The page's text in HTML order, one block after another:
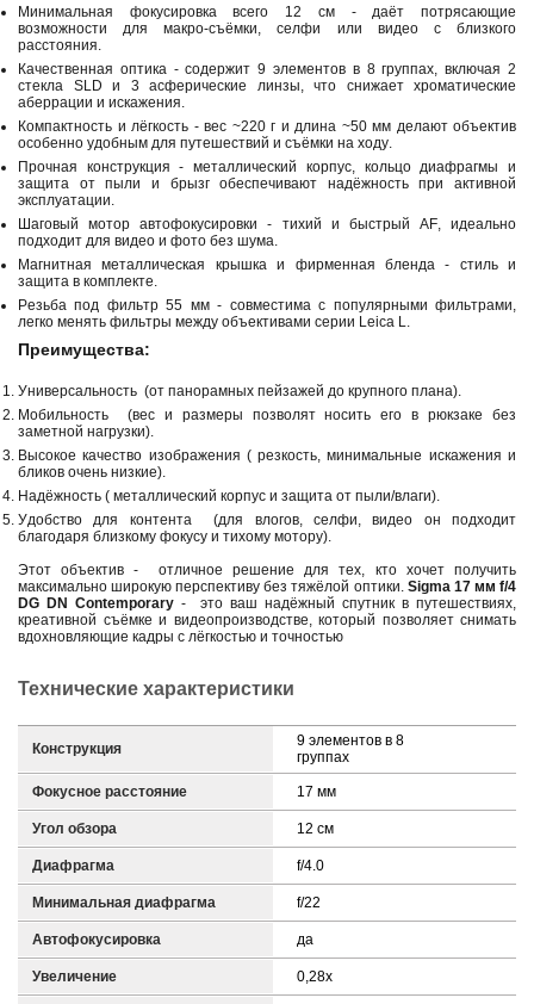
Минимальная фокусировка всего 12 см - даёт потрясающие
возможности для макро-съёмки, селфи или видео с близкого
расстояния.
Качественная оптика - содержит 9 элементов в 8 группах, включая 2
стекла SLD и 3 асферические линзы, что снижает хроматические
аберрации и искажения.
Компактность и лёгкость - вес ~220 г и длина ~50 мм делают объектив
особенно удобным для путешествий и съёмки на ходу.
Прочная конструкция - металлический корпус, кольцо диафрагмы и
защита от пыли и брызг обеспечивают надёжность при активной
эксплуатации.
Шаговый мотор автофокусировки - тихий и быстрый AF, идеально
подходит для видео и фото без шума.
Магнитная металлическая крышка и фирменная бленда - стиль и
защита в комплекте.
Резьба под фильтр 55 мм - совместима с популярными фильтрами,
легко менять фильтры между объективами серии Leica L.
Преимущества:
Универсальность (от панорамных пейзажей до крупного плана).
Мобильность (вес и размеры позволят носить его в рюкзаке без
заметной нагрузки).
Высокое качество изображения ( резкость, минимальные искажения и
бликов очень низкие).
Надёжность ( металлический корпус и защита от пыли/влаги).
Удобство для контента (для влогов, селфи, видео он подходит
благодаря близкому фокусу и тихому мотору).
Этот объектив - отличное решение для тех, кто хочет получить
максимально широкую перспективу без тяжёлой оптики. Sigma 17 мм f/4
DG DN Contemporary - это ваш надёжный спутник в путешествиях,
креативной съёмке и видеопроизводстве, который позволяет снимать
вдохновляющие кадры с лёгкостью и точностью
Технические характеристики
Конструкция
9 элементов в 8
группах
Фокусное расстояние 17 мм
Угол обзора 12 см
Диафрагма f/4.0
Минимальная диафрагма f/22
Автофокусировка да
Увеличение 0,28x